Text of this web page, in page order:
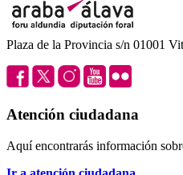
Plaza de la Provincia s/n 01001
Atención ciudadana
Aquí encontrarás información